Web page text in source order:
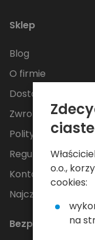
Sklep
Blog
O firmie
Dostawa
Zwroty i
Polityka
Regulamin
Kontakt
Najczęściej
Bezpieczne
o.o.,
cookies:
na